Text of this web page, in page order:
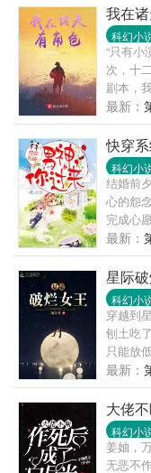
虐，剧
我在
科幻小
“只有
次，十
剧本，
不再去
理，淡
若若送
最新：
结）
快穿
科幻小
结婚前
心的怨
完成心
吗？请
爱！”为
卖惨会
不忘，
至深，
等等，
人，女
最新：
星际
科幻小
穿越到
刨土吃
只能放
么漂亮
网上卖
卖，想
墙：“跪
季柚高
亮晶晶
最新：
大佬
科幻小
姜妯，
无恶不